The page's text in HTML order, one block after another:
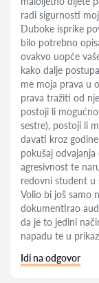
radi sigurnosti
Duboke isprike
bilo potrebno
ovakvo uopće
kako dalje
me moja prava u
prava tražiti od
postoji li
sestre), postoji li
davati kroz
pokušaj
agresivnost te
redovni student u
Volio bi još samo
dokumentirao
da je to jedini
napadu te u
Idi na odgovor